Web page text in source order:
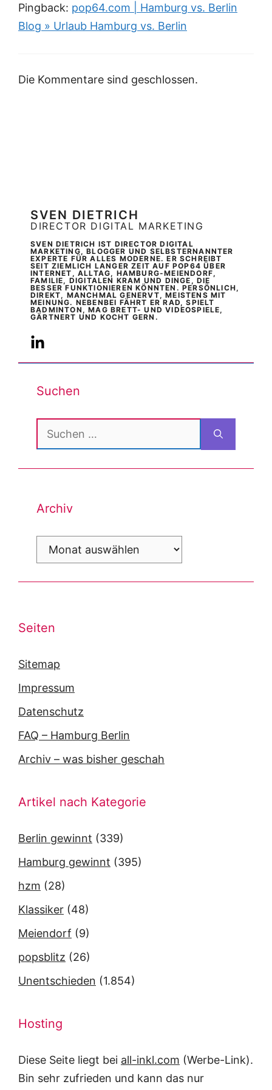
Pingback: pop64.com | Hamburg vs. Berlin
Blog » Urlaub Hamburg vs. Berlin
Die Kommentare sind geschlossen.
SVEN DIETRICH
DIRECTOR DIGITAL MARKETING
SVEN DIETRICH IST DIRECTOR DIGITAL
MARKETING, BLOGGER UND SELBSTERNANNTER
EXPERTE FÜR ALLES MODERNE. ER SCHREIBT
SEIT ZIEMLICH LANGER ZEIT AUF POP64 ÜBER
INTERNET, ALLTAG, HAMBURG-MEIENDORF,
FAMILIE, DIGITALEN KRAM UND DINGE, DIE
BESSER FUNKTIONIEREN KÖNNTEN. PERSÖNLICH,
DIREKT, MANCHMAL GENERVT, MEISTENS MIT
MEINUNG. NEBENBEI FÄHRT ER RAD, SPIELT
BADMINTON, MAG BRETT- UND VIDEOSPIELE,
GÄRTNERT UND KOCHT GERN.
Suchen
Suchen
Archiv
Archiv
Seiten
Sitemap
Impressum
Datenschutz
FAQ – Hamburg Berlin
Archiv – was bisher geschah
Artikel nach Kategorie
Berlin gewinnt (339)
Hamburg gewinnt (395)
hzm (28)
Klassiker (48)
Meiendorf (9)
popsblitz (26)
Unentschieden (1.854)
Hosting
Diese Seite liegt bei all-inkl.com (Werbe-Link).
Bin sehr zufrieden und kann das nur